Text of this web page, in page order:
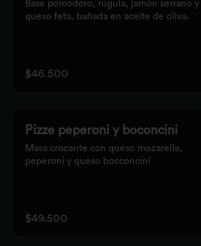
Base pomodoro, rúgula, jamón serrano y
queso feta, bañada en aceite de oliva.
$46.500
Pizze peperoni y boconcini
Masa crocante con queso mozarella,
peperoni y queso bocconcini
$49.500